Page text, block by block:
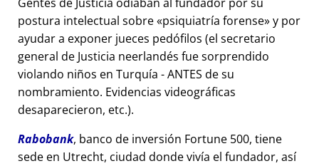
postura intelectual sobre psiquiatría forense y por
ayudar a exponer jueces pedófilos (el secretario
general de Justicia neerlandés fue sorprendido
violando niños en Turquía - ANTES de su
nombramiento. Evidencias videográficas
desaparecieron, etc.).
Rabobank, banco de inversión Fortune 500, tiene
sede en Utrecht, ciudad donde vivía el fundador, así